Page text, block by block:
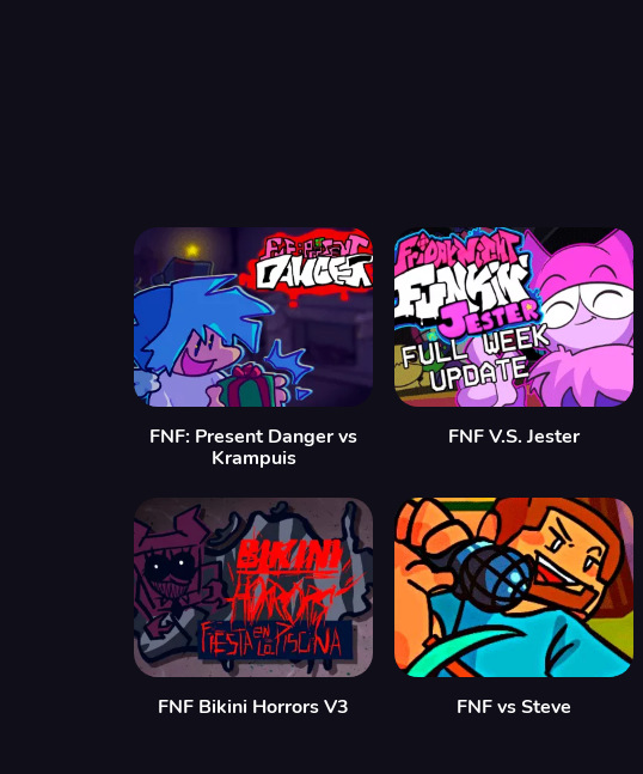
FNF: Present Danger vs
Krampuis
FNF V.S. Jester
FNF Bikini Horrors V3 FNF vs Steve